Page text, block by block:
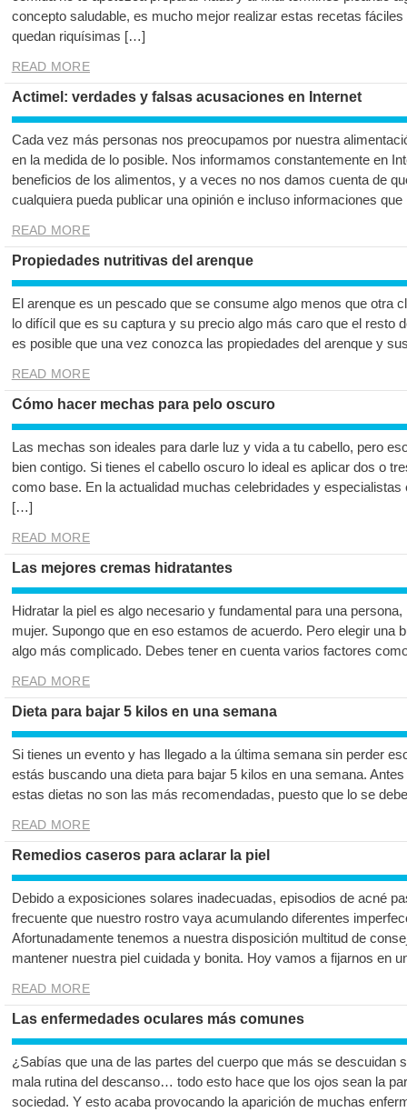
concepto saludable, es mucho mejor realizar estas recetas
quedan riquísimas […]
READ MORE
Actimel: verdades y falsas acusaciones en Internet
Cada vez más personas nos preocupamos por nuestra
en la medida de lo posible. Nos informamos constantemente en
beneficios de los alimentos, y a veces no nos damos cuenta de
cualquiera pueda publicar una opinión e incluso informaciones
READ MORE
Propiedades nutritivas del arenque
El arenque es un pescado que se consume algo menos que otra
lo difícil que es su captura y su precio algo más caro que el resto
es posible que una vez conozca las propiedades del arenque y
READ MORE
Cómo hacer mechas para pelo oscuro
Las mechas son ideales para darle luz y vida a tu cabello, pero
bien contigo. Si tienes el cabello oscuro lo ideal es aplicar dos o
como base. En la actualidad muchas celebridades y especialistas
[…]
READ MORE
Las mejores cremas hidratantes
Hidratar la piel es algo necesario y fundamental para una
mujer. Supongo que en eso estamos de acuerdo. Pero elegir una
algo más complicado. Debes tener en cuenta varios factores
READ MORE
Dieta para bajar 5 kilos en una semana
Si tienes un evento y has llegado a la última semana sin perder
estás buscando una dieta para bajar 5 kilos en una semana.
estas dietas no son las más recomendadas, puesto que lo se
READ MORE
Remedios caseros para aclarar la piel
Debido a exposiciones solares inadecuadas, episodios de acné
frecuente que nuestro rostro vaya acumulando diferentes
Afortunadamente tenemos a nuestra disposición multitud de
mantener nuestra piel cuidada y bonita. Hoy vamos a fijarnos en
READ MORE
Las enfermedades oculares más comunes
¿Sabías que una de las partes del cuerpo que más se descuidan
mala rutina del descanso… todo esto hace que los ojos sean la
sociedad. Y esto acaba provocando la aparición de muchas